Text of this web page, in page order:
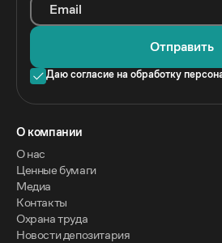
Email
Отправить
Даю согласие на обработку
O компании
О нас
Ценные бумаги
Медиа
Контакты
Охрана труда
Новости депозитария